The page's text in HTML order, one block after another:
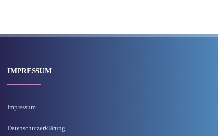
IMPRESSUM
Impressum
Datenschutzerklärung